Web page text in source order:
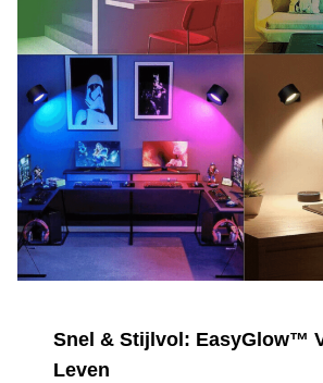
Snel & Stijlvol: EasyGlow™
Leven